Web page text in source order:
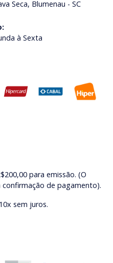
Seca, Blumenau - SC
:
à Sexta
para emissão. (O
de pagamento).
sem juros.